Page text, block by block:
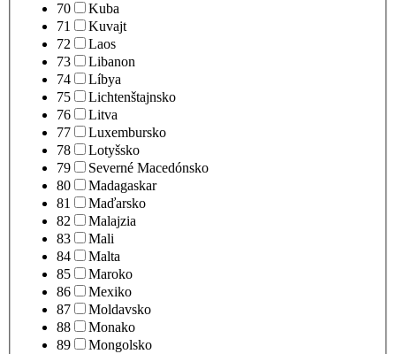
70
Kuba
71
Kuvajt
72
Laos
73
Libanon
74
Líbya
75
Lichtenštajnsko
76
Litva
77
Luxembursko
78
Lotyšsko
79
Severné Macedónsko
80
Madagaskar
81
Maďarsko
82
Malajzia
83
Mali
84
Malta
85
Maroko
86
Mexiko
87
Moldavsko
88
Monako
89
Mongolsko